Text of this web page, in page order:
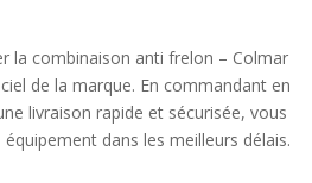
la combinaison anti frelon – Colmar
de la marque. En commandant en
livraison rapide et sécurisée, vous
dans les meilleurs délais.